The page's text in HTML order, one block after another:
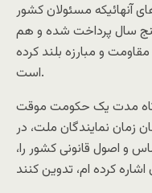
آنهائیکه مسئولان کشور
پنج سال پرداخت شده و هم
مقاومت و مبارزه بلند کرده
است.
کوتاه مدت یک حکومت موقت
زمان نمایندگان ملت، در
و اصول قانونی کشور را،